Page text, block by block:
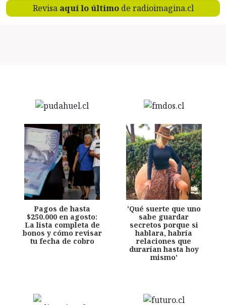
Revisa aquí lo últimode radioimagina.cl
Pagos de hasta
$250.000 en agosto:
La lista completa de
bonos y cómo revisar
tu fecha de cobro
'Qué suerte que uno
sabe guardar
secretos porque si
hablara, habría
relaciones que
durarían hasta hoy
mismo'